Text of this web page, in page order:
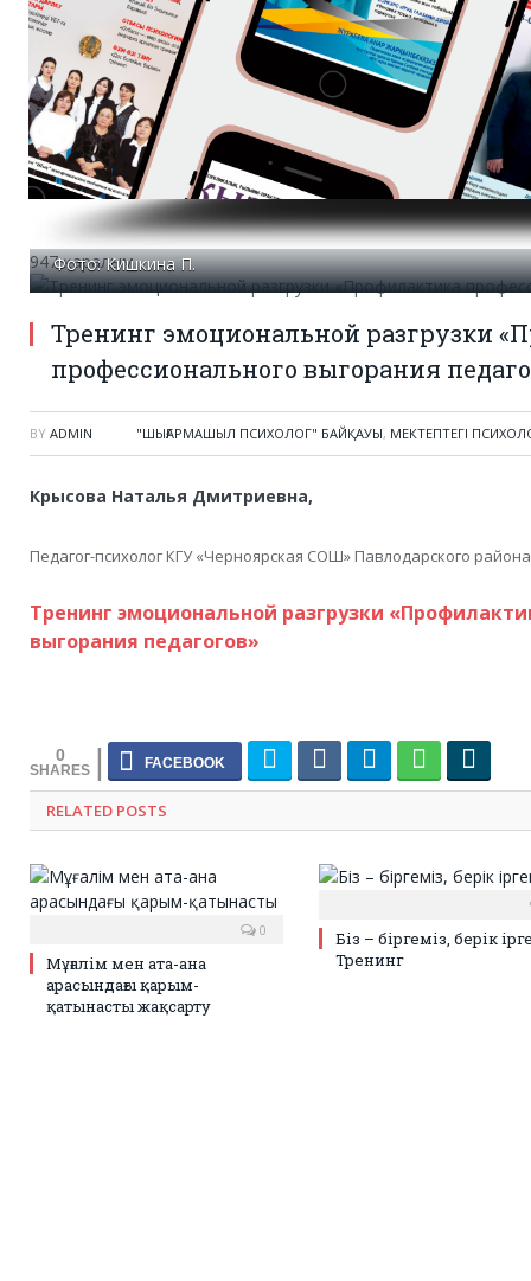
947 қаралым
Фото: Кишкина П.
Тренинг эмоциональной разгрузки
профессионального выгорания
BY ADMIN "ШЫҒАРМАШЫЛ ПСИХОЛОГ" БАЙҚАУЫ, МЕКТЕПТЕГІ
Крысова Наталья Дмитриевна,
Педагог-психолог КГУ «Черноярская СОШ» Павлодарского района
Тренинг эмоциональной разгрузки
выгорания педагогов»
0
RELATED POSTS
0
Мұғалім мен ата-ана
арасындағы қарым-
қатынасты жақсарту
Біз – біргеміз, берік
Тренинг